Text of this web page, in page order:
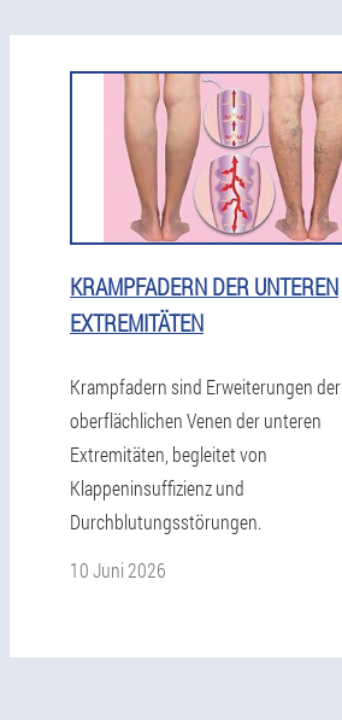
KRAMPFADERN DER UNTEREN
EXTREMITÄTEN
Krampfadern sind Erweiterungen der
oberflächlichen Venen der unteren
Extremitäten, begleitet von
Klappeninsuffizienz und
Durchblutungsstörungen.
10 Juni 2026